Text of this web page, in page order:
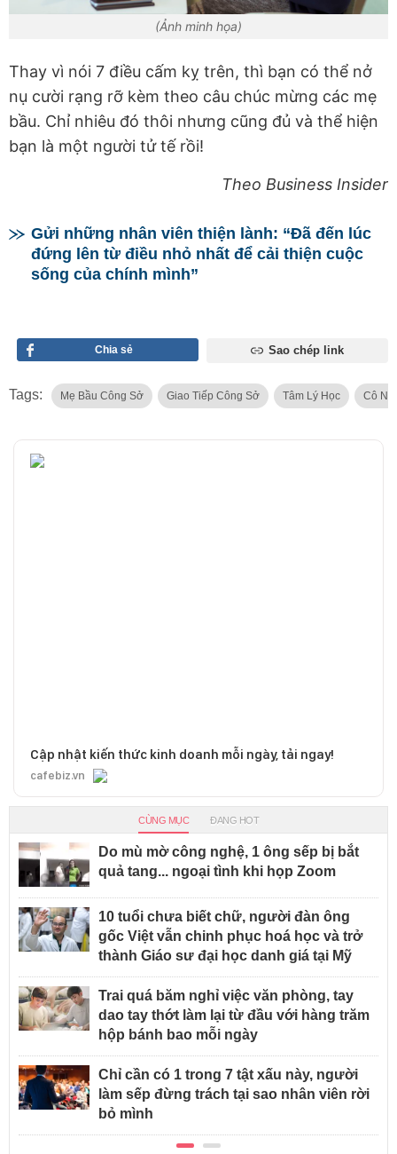
(Ảnh minh họa)
Thay vì nói 7 điều cấm kỵ trên, thì bạn có thể nở
nụ cười rạng rỡ kèm theo câu chúc mừng các mẹ
bầu. Chỉ nhiêu đó thôi nhưng cũng đủ và thể hiện
bạn là một người tử tế rồi!
Theo Business Insider
Gửi những nhân viên thiện lành: “Đã đến lúc
đứng lên từ điều nhỏ nhất để cải thiện cuộc
sống của chính mình”
Chia sẻ Sao chép link
Tags: Mẹ Bầu Công Sở Giao Tiếp Công Sở Tâm Lý Học Cô
Cập nhật kiến thức kinh doanh mỗi ngày, tải ngay!
cafebiz.vn
CÙNG MỤC ĐANG HOT
Do mù mờ công nghệ, 1 ông sếp bị bắt
quả tang... ngoại tình khi họp Zoom
10 tuổi chưa biết chữ, người đàn ông
gốc Việt vẫn chinh phục hoá học và trở
thành Giáo sư đại học danh giá tại Mỹ
Trai quá băm nghỉ việc văn phòng, tay
dao tay thớt làm lại từ đầu với hàng trăm
hộp bánh bao mỗi ngày
Chỉ cần có 1 trong 7 tật xấu này, người
làm sếp đừng trách tại sao nhân viên rời
bỏ mình